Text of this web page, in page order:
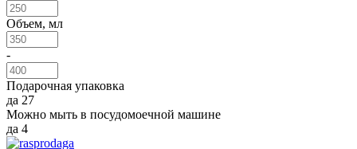
Объем, мл
-
Подарочная упаковка
да 27
Можно мыть в посудомоечной машине
да 4